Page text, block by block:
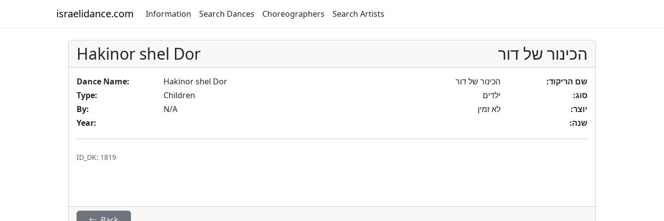
israelidance.com Information Search Dances Choreographers Search Artists
Hakinor shel Dor הכינור של דור
Dance Name:
Hakinor shel Dor
Type:
Children
By:
N/A
Year:
שם הריקוד:
הכינור של דור
סוג:
ילדים
יוצר:
לא זמין
שנה:
ID_DK: 1819